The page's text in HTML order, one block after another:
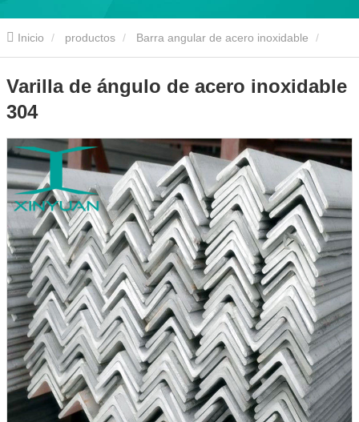
Inicio productos Barra angular de acero inoxidable
Varilla de ángulo de acero inoxidable 304
Varilla de ángulo de acero inoxidable
304